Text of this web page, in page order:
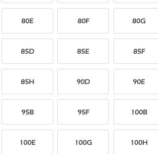
80E 80F 80G
85D 85E 85F
85H 90D 90E
95B 95F 100B
100E 100G 100H